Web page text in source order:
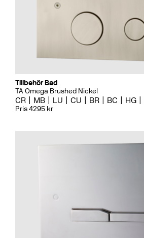
Tillbehör Bad
TA Omega Brushed Nickel
CR MB LU CU BR BC HG
Pris 4295 kr